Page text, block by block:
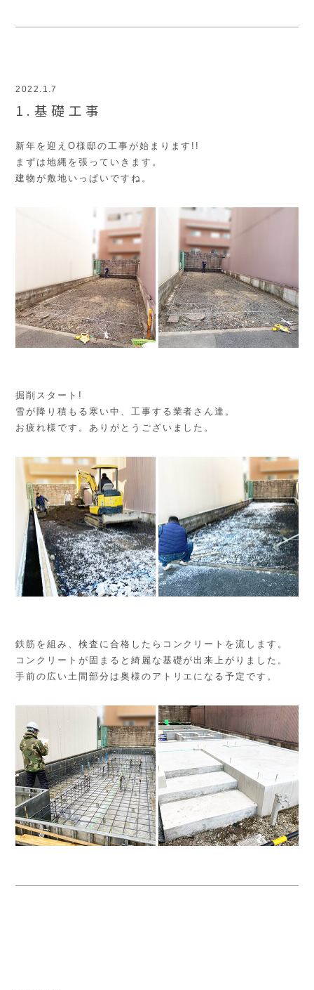
2022.1.7
1.基礎工事
新年を迎えO様邸の工事が始まります!!
まずは地縄を張っていきます。
建物が敷地いっぱいですね。
掘削スタート!
雪が降り積もる寒い中、工事する業者さん達。
お疲れ様です。ありがとうございました。
鉄筋を組み、検査に合格したらコンクリートを流します。
コンクリートが固まると綺麗な基礎が出来上がりました。
手前の広い土間部分は奥様のアトリエになる予定です。